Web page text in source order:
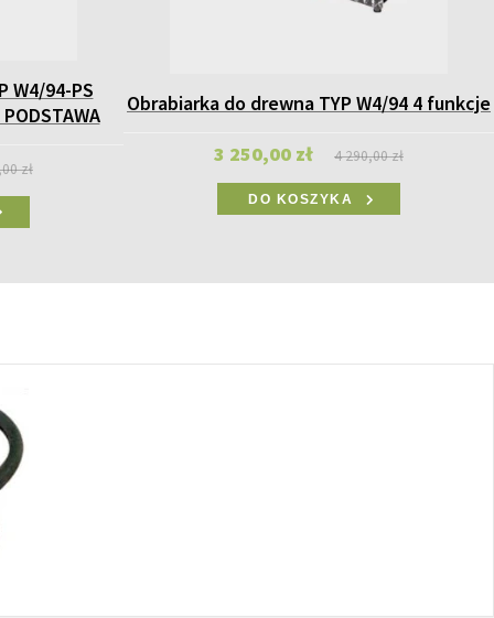
W4/94-PS
zł
Obrabiarka do drewna TYP W4/94 4 funkcje
3 250,00 zł 4 290,00 zł
DO KOSZYKA